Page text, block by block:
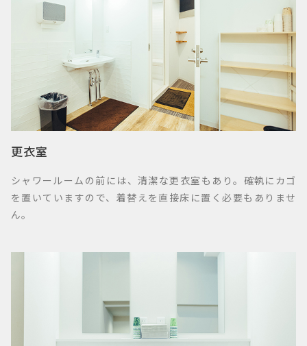
更衣室
シャワールームの前には、清潔な更衣室もあり。確執にカゴ
を置いていますので、着替えを直接床に置く必要もありませ
ん。